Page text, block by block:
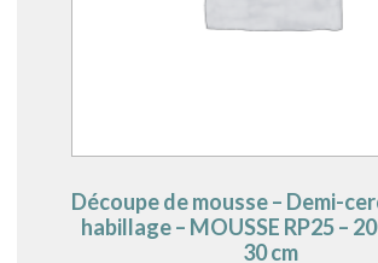
Découpe de mousse – Demi-
habillage – MOUSSE RP25 –
30 cm